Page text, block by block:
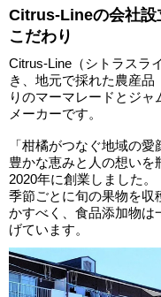
Citrus-Lineの会社設
こだわり
Citrus-Line（シトラスラ
き、地元で採れた農産品
りのマーマレードとジ
メーカーです。
「柑橘がつなぐ地域の
豊かな恵みと人の想いを
2020年に創業しました。
季節ごとに旬の果物を収
かすべく、食品添加物は
げています。